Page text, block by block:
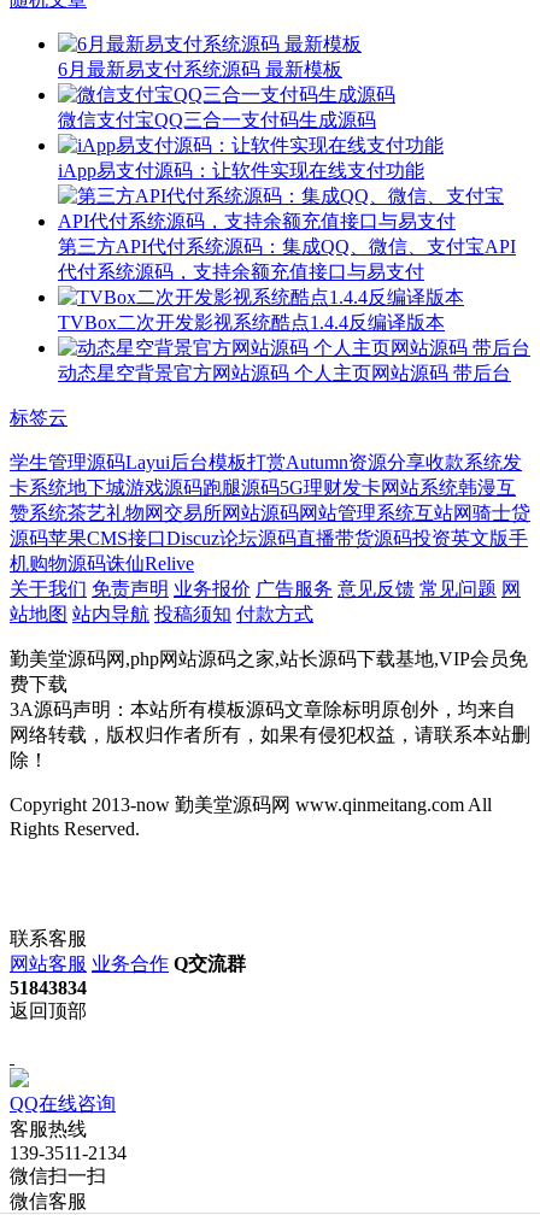
6月最新易支付系统源码 最新模板
微信支付宝QQ三合一支付码生成源码
iApp易支付源码：让软件实现在线支付功能
第三方API代付系统源码：集成QQ、微信、支付宝API
代付系统源码，支持余额充值接口与易支付
TVBox二次开发影视系统酷点1.4.4反编译版本
动态星空背景官方网站源码 个人主页网站源码 带后台
标签云
学生管理源码Layui后台模板打赏Autumn资源分享收款系统发
卡系统地下城游戏源码跑腿源码5G理财发卡网站系统韩漫互
赞系统茶艺礼物网交易所网站源码网站管理系统互站网骑士贷
源码苹果CMS接口Discuz论坛源码直播带货源码投资英文版手
机购物源码诛仙Relive
关于我们 免责声明 业务报价 广告服务 意见反馈 常见问题 网
站地图 站内导航 投稿须知 付款方式
勤美堂源码网,php网站源码之家,站长源码下载基地,VIP会员免
费下载
3A源码声明：本站所有模板源码文章除标明原创外，均来自
网络转载，版权归作者所有，如果有侵犯权益，请联系本站删
除！
Copyright 2013-now 勤美堂源码网 www.qinmeitang.com All
Rights Reserved.
联系客服
网站客服 业务合作 Q交流群
51843834
返回顶部
QQ在线咨询
客服热线
139-3511-2134
微信扫一扫
微信客服